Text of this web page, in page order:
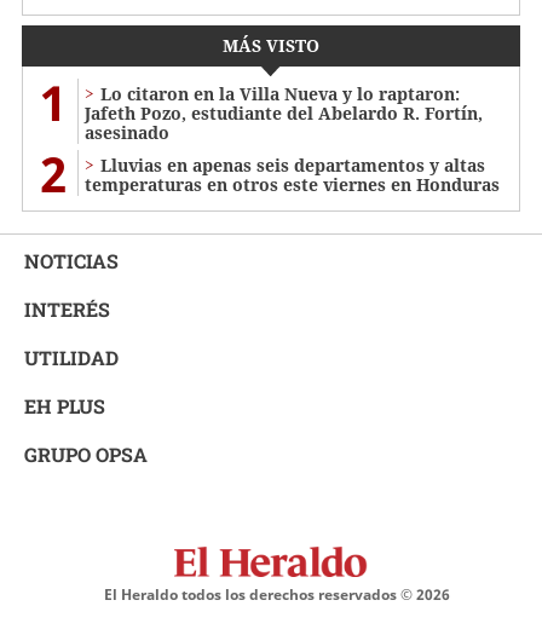
MÁS VISTO
1
Lo citaron en la Villa Nueva y lo raptaron:
Jafeth Pozo, estudiante del Abelardo R. Fortín,
asesinado
2
Lluvias en apenas seis departamentos y altas
temperaturas en otros este viernes en Honduras
NOTICIAS
INTERÉS
UTILIDAD
EH PLUS
GRUPO OPSA
El Heraldo todos los derechos reservados ©2026